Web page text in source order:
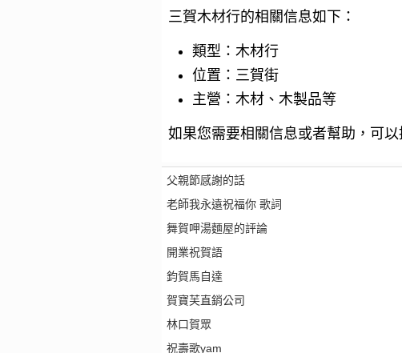
三賀木材行的相關信息如下：
類型：木材行
位置：三賀街
主營：木材、木製品等
如果您需要相關信息或者幫助，可
父親節感謝的話
老師我永遠祝福你 歌詞
舞賀呷湯麵屋的評論
開業祝賀語
鈞賀馬自達
賀寶芙直銷公司
林口賀眾
祝壽歌yam